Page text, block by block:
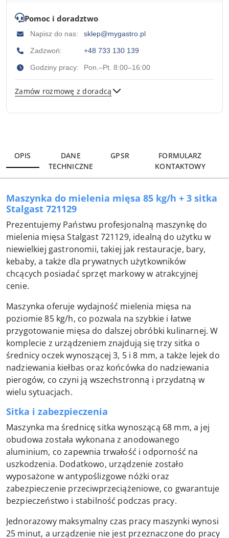
Pomoc i doradztwo
Napisz do nas: sklep@mygastro.pl
Zadzwoń: +48 733 130 139
Godziny pracy: Pon.–Pt. 8:00–16:00
Zamów rozmowę z doradcą
OPIS
DANE
TECHNICZNE
GPSR
FORMULARZ
KONTAKTOWY
Maszynka do mielenia mięsa 85 kg/h + 3 sitka
Stalgast 721129
Prezentujemy Państwu profesjonalną maszynkę do
mielenia mięsa Stalgast 721129, idealną do użytku w
niewielkiej gastronomii, takiej jak restauracje, bary,
kebaby, a także dla prywatnych użytkowników
chcących posiadać sprzęt markowy w atrakcyjnej
cenie.
Maszynka oferuje wydajność mielenia mięsa na
poziomie 85 kg/h, co pozwala na szybkie i łatwe
przygotowanie mięsa do dalszej obróbki kulinarnej. W
komplecie z urządzeniem znajdują się trzy sitka o
średnicy oczek wynoszącej 3, 5 i 8 mm, a także lejek do
nadziewania kiełbas oraz końcówka do nadziewania
pierogów, co czyni ją wszechstronną i przydatną w
wielu sytuacjach.
Sitka i zabezpieczenia
Maszynka ma średnicę sitka wynoszącą 68 mm, a jej
obudowa została wykonana z anodowanego
aluminium, co zapewnia trwałość i odporność na
uszkodzenia. Dodatkowo, urządzenie zostało
wyposażone w antypoślizgowe nóżki oraz
zabezpieczenie przeciwprzeciążeniowe, co gwarantuje
bezpieczeństwo i stabilność podczas pracy.
Jednorazowy maksymalny czas pracy maszynki wynosi
25 minut, a urządzenie nie jest przeznaczone do pracy